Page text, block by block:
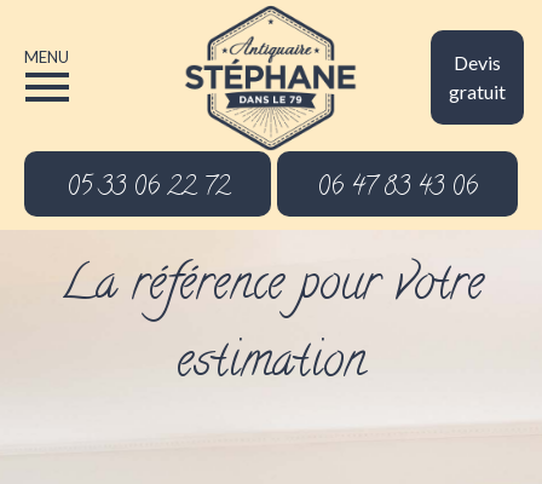
Devis
gratuit
MENU
05 33 06 22 72 06 47 83 43 06
La référence pour votre
estimation